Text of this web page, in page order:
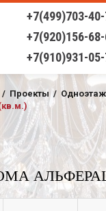
+7(499)703-
+7(920)156-
+7(910)931-
/ Проекты /